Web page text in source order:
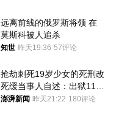
远离前线的俄罗斯将领 在
莫斯科被人追杀
知世 昨天19:36 57评论
抢劫刺死19岁少女的死刑改
死缓当事人自述：出狱11年
间始终刻意躲避被害人家属
澎湃新闻 昨天21:22 180评论